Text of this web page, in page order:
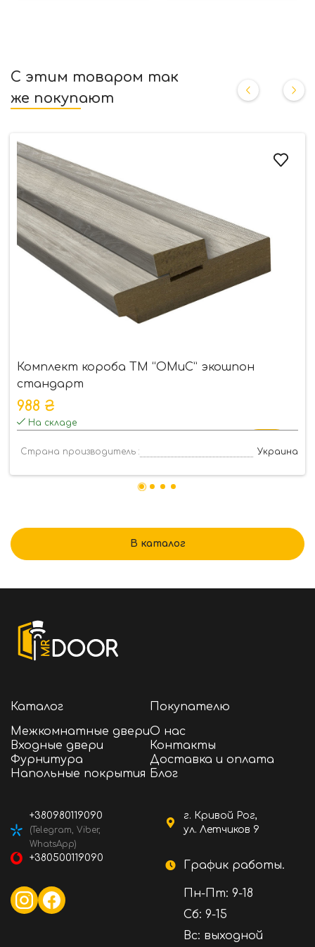
С этим товаром так
же покупают
Комплект короба ТМ “ОМиС” экошпон
стандарт
988 ₴
На складе
Страна производитель : Украина
В каталог
Каталог
Межкомнатные двери
Входные двери
Фурнитура
Напольные покрытия
Покупателю
О нас
Контакты
Доставка и оплата
Блог
г. Кривой Рог,
ул. Летчиков 9
График работы.
Пн-Пт: 9-18
Сб: 9-15
Вс: выходной
+380980119090
(Telegram, Viber,
WhatsApp)
+380500119090